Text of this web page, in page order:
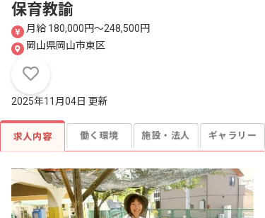
保育教諭
月給 180,000円〜248,500円
岡山県岡山市東区
2025年11月04日 更新
求人内容 働く環境 施設・法人 ギャラリー